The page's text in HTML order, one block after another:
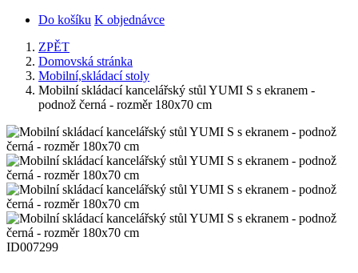
Do košíku K objednávce
ZPĚT
Domovská stránka
Mobilní,skládací stoly
Mobilní skládací kancelářský stůl YUMI S s ekranem -
podnož černá - rozměr 180x70 cm
ID007299